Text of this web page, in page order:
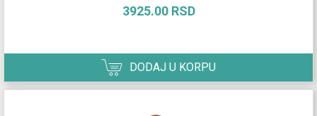
3925.00 RSD
DODAJ U KORPU